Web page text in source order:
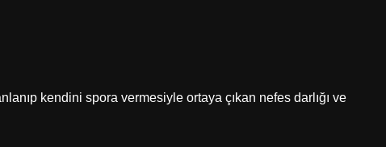
kendini spora vermesiyle ortaya çıkan nefes darlığı ve